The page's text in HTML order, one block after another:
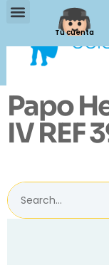
Tu cuenta
Papo
IV REF